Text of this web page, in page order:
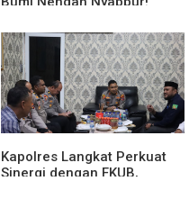
Dan Penyerahan Tunggul
Kesatuan Polres Tulang
Bawang Berlangsung
Spektakuler
Kapolres Langkat Perkuat
Sinergi dengan FKUB,